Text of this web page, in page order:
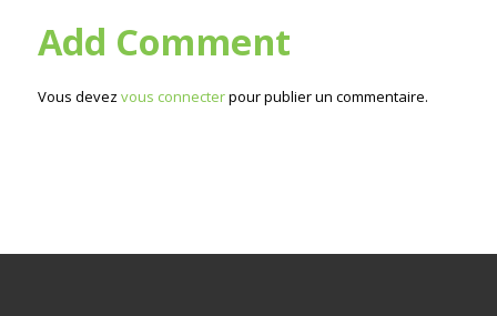
Add Comment
Vous devez vous connecterpour publier un commentaire.